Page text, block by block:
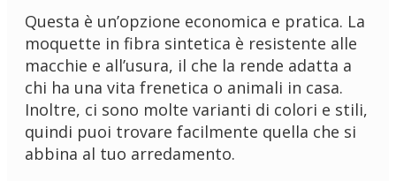
Questa è un’opzione economica e pratica. La
moquette in fibra sintetica è resistente alle
macchie e all’usura, il che la rende adatta a
chi ha una vita frenetica o animali in casa.
Inoltre, ci sono molte varianti di colori e stili,
quindi puoi trovare facilmente quella che si
abbina al tuo arredamento.